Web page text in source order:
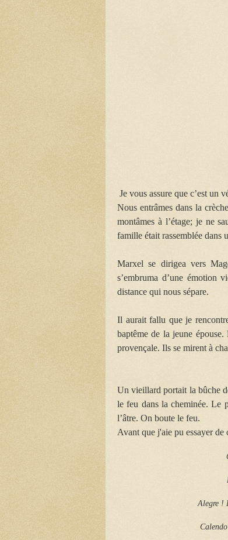
Je vous assure que c’est un
Nous entrâmes dans la
montâmes à l’étage; je ne
famille était rassemblée dans
Marxel se dirigea vers
s’embruma d’une émotion
distance qui nous sépare.
Il aurait fallu que je
baptême de la jeune
provençale. Ils se mirent à
Un vieillard portait la bûche
le feu dans la cheminée. Le
l’âtre. On boute le feu.
Avant que j'aie pu essayer
Alegre !